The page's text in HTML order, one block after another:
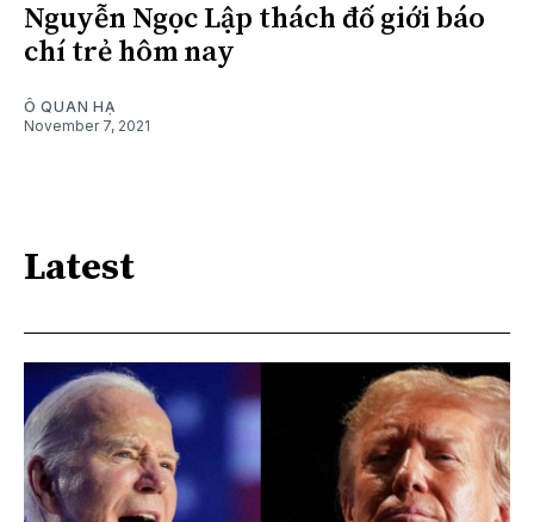
Nguyễn Ngọc Lập thách đố giới báo
chí trẻ hôm nay
Ô QUAN HẠ
November 7, 2021
Latest